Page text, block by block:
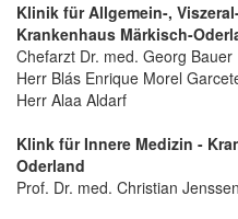
Klinik für Allgemein-,
Krankenhaus Märkisch-
Chefarzt Dr. med. Georg Bauer
Herr Blás Enrique Morel
Herr Alaa Aldarf
Klink für Innere Medizin -
Oderland
Prof. Dr. med. Christian Jenssen